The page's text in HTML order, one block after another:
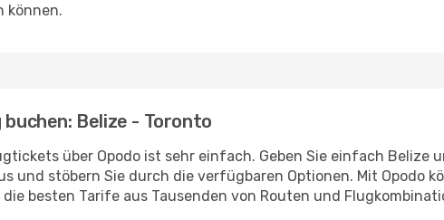
können.
buchen: Belize - Toronto
über Opodo ist sehr einfach. Geben Sie einfach Belize
und stöbern Sie durch die verfügbaren Optionen. Mit Opodo
besten Tarife aus Tausenden von Routen und